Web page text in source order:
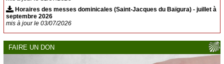
Faire célébrer une messe
CONTACT
Horaires des messes dominicales (Saint-Jacques du Baïgura) - juillet à
septembre 2026
mis à jour le 03/07/2026
FAIRE UN DON